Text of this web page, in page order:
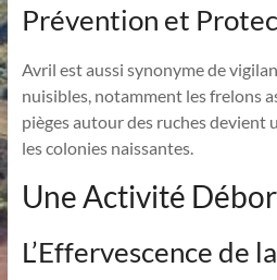
Prévention et
Avril est aussi synonyme de
nuisibles, notamment les frelons
pièges autour des ruches
les colonies naissantes.
Une Activité
L’Effervescence de